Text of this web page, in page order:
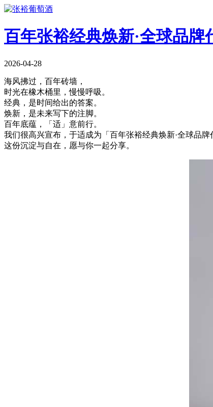
百年张裕经典焕新·全球品牌
2026-04-28
海风拂过，百年砖墙，
时光在橡木桶里，慢慢呼吸。
经典，是时间给出的答案。
焕新，是未来写下的注脚。
百年底蕴，「适」意前行。
我们很高兴宣布， 于适成为「百年张裕经典焕新·全球品
这份沉淀与自在，愿与你一起分享。